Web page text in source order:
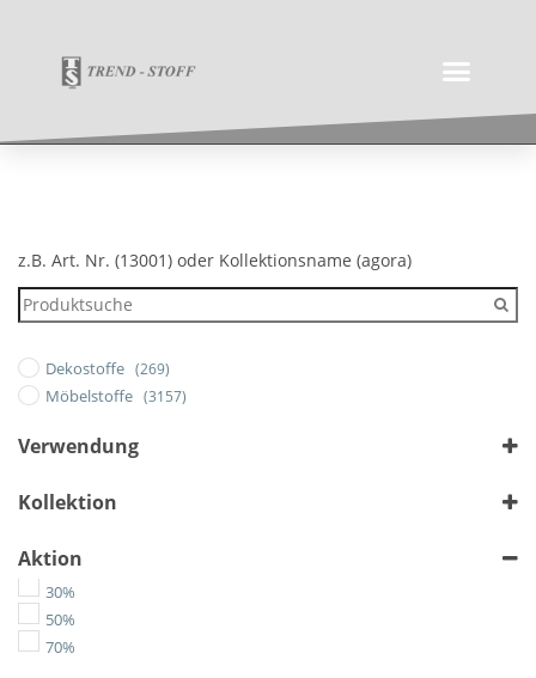
z.B. Art. Nr. (13001) oder Kollektionsname (agora)
Dekostoffe (269)
Möbelstoffe (3157)
Verwendung
Kollektion
Aktion
30%
50%
70%